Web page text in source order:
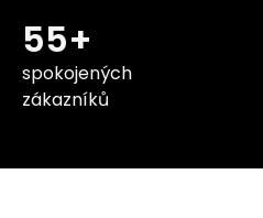
55+
spokojených
zákazníků